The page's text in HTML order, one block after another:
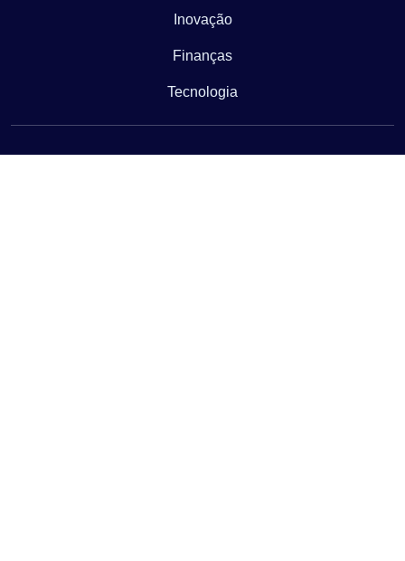
Inovação
Finanças
Tecnologia